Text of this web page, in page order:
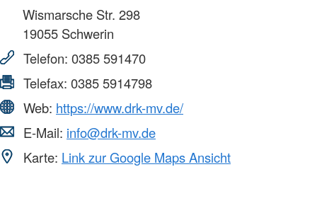
Wismarsche Str. 298
19055 Schwerin
Telefon: 0385 591470
Telefax: 0385 5914798
Web: https://www.drk-mv.de/
E-Mail: info@drk-mv.de
Karte: Link zur Google Maps Ansicht